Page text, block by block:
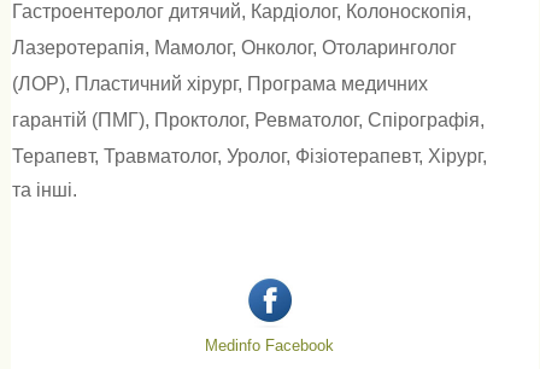
Гастроентеролог дитячий, Кардіолог, Колоноскопія,
Лазеротерапія, Мамолог, Онколог, Отоларинголог
(ЛОР), Пластичний хірург, Програма медичних
гарантій (ПМГ), Проктолог, Ревматолог, Спірографія,
Терапевт, Травматолог, Уролог, Фізіотерапевт, Хірург,
та інші.
Medinfo Facebook